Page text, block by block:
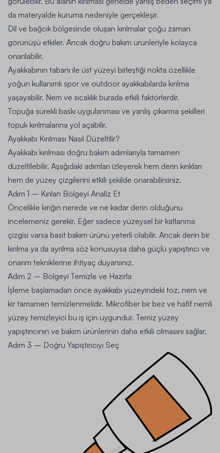
da materyalde kuruma nedeniyle gerçekleşir.
Dil ve bağcık bölgesinde oluşan kırılmalar çoğu zaman
görünüşü etkiler. Ancak doğru bakım ürünleriyle kolayca
onarılabilir.
Ayakkabının tabanı ile üst yüzeyi birleştiği nokta özellikle
yoğun kullanımlı spor ve outdoor ayakkabılarda kırılma
yaşayabilir. Nem ve sıcaklık burada etkili faktörlerdir.
Topuğa sürekli baskı uygulanması ve yanlış çıkarma şekilleri
topuk kırılmalarına yol açabilir.
Ayakkabı Kırılması Nasıl Düzeltilir?
Ayakkabı kırılması doğru bakım adımlarıyla tamamen
düzeltilebilir. Aşağıdaki adımları izleyerek hem derin kırıkları
hem de yüzey çizgilerini etkili şekilde onarabilirsiniz.
Adım 1 – Kırılan Bölgeyi Analiz Et
Öncelikle kırığın nerede ve ne kadar derin olduğunu
incelemeniz gerekir. Eğer sadece yüzeysel bir katlanma
çizgisi varsa basit bakım ürünü yeterli olabilir. Ancak derin bir
kırılma ya da ayrılma söz konusuysa daha güçlü yapıştırıcı ve
onarım tekniklerine ihtiyaç duyarsınız.
Adım 2 – Bölgeyi Temizle ve Hazırla
İşleme başlamadan önce ayakkabı yüzeyindeki toz, nem ve
kir tamamen temizlenmelidir. Mikrofiber bir bez ve hafif nemli
yüzey temizleyici bu iş için uygundur. Temiz yüzey
yapıştırıcının ve bakım ürünlerinin daha etkili olmasını sağlar.
Adım 3 – Doğru Yapıştırıcıyı Seç